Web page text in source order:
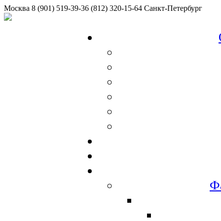
Москва 8 (901) 519-39-36 (812) 320-15-64 Санкт-Петербург